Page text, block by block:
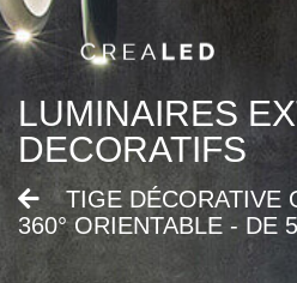
;
LUMINAIRES
DECORATIFS
TIGE DÉCORATIVE
360° ORIENTABLE - DE